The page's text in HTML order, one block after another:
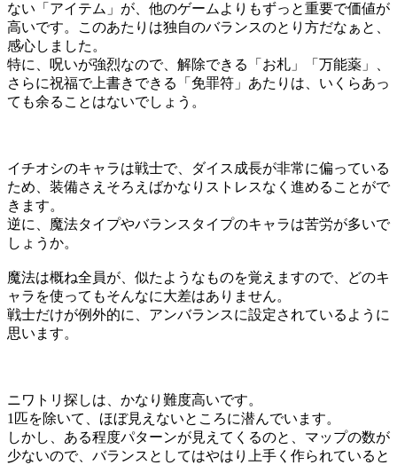
ない「アイテム」が、他のゲームよりもずっと重要で価値が
高いです。このあたりは独自のバランスのとり方だなぁと、
感心しました。
特に、呪いが強烈なので、解除できる「お札」「万能薬」、
さらに祝福で上書きできる「免罪符」あたりは、いくらあっ
ても余ることはないでしょう。
イチオシのキャラは戦士で、ダイス成長が非常に偏っている
ため、装備さえそろえばかなりストレスなく進めることがで
きます。
逆に、魔法タイプやバランスタイプのキャラは苦労が多いで
しょうか。
魔法は概ね全員が、似たようなものを覚えますので、どのキ
ャラを使ってもそんなに大差はありません。
戦士だけが例外的に、アンバランスに設定されているように
思います。
ニワトリ探しは、かなり難度高いです。
1匹を除いて、ほぼ見えないところに潜んでいます。
しかし、ある程度パターンが見えてくるのと、マップの数が
少ないので、バランスとしてはやはり上手く作られていると